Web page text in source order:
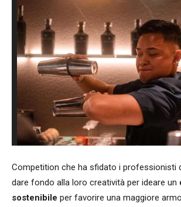
Competition che ha sfidato i professionisti
dare fondo alla loro creatività per ideare un
sostenibile per favorire una maggiore